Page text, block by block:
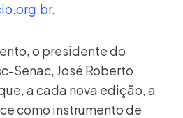
.
o presidente do
Senac, José Roberto
a cada nova edição, a
como instrumento de